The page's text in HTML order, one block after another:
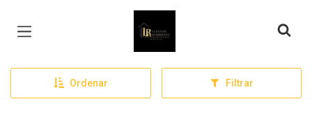
Página inicial
Ordenar Filtrar